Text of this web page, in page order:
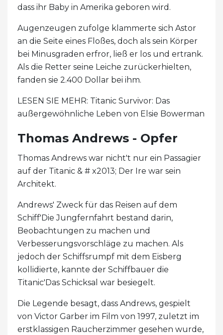
dass ihr Baby in Amerika geboren wird.
Augenzeugen zufolge klammerte sich Astor
an die Seite eines Floßes, doch als sein Körper
bei Minusgraden erfror, ließ er los und ertrank.
Als die Retter seine Leiche zurückerhielten,
fanden sie 2.400 Dollar bei ihm.
LESEN SIE MEHR: Titanic Survivor: Das
außergewöhnliche Leben von Elsie Bowerman
Thomas Andrews - Opfer
Thomas Andrews war nicht't nur ein Passagier
auf der Titanic & # x2013; Der Ire war sein
Architekt.
Andrews' Zweck für das Reisen auf dem
Schiff'Die Jungfernfahrt bestand darin,
Beobachtungen zu machen und
Verbesserungsvorschläge zu machen. Als
jedoch der Schiffsrumpf mit dem Eisberg
kollidierte, kannte der Schiffbauer die
Titanic'Das Schicksal war besiegelt.
Die Legende besagt, dass Andrews, gespielt
von Victor Garber im Film von 1997, zuletzt im
erstklassigen Raucherzimmer gesehen wurde,